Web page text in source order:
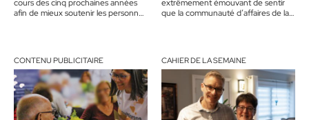
cours des cinq prochaines années
afin de mieux soutenir les personnes
extrêmement émouvant de sentir
que la communauté d’affaires de la
CONTENU PUBLICITAIRE CAHIER DE LA SEMAINE